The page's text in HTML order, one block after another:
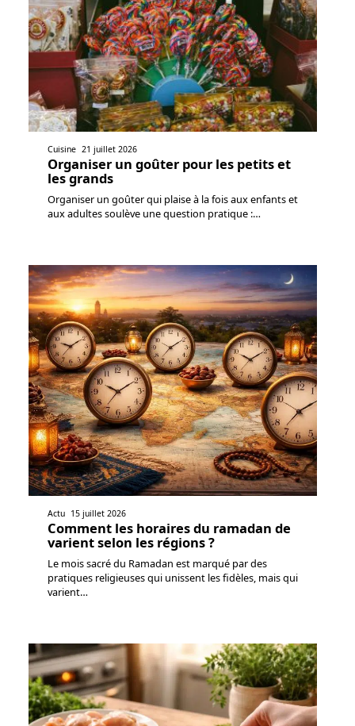
Cuisine 21 juillet 2026
Organiser un goûter pour les petits et
les grands
Organiser un goûter qui plaise à la fois aux enfants et
aux adultes soulève une question pratique :…
Actu 15 juillet 2026
Comment les horaires du ramadan de
varient selon les régions ?
Le mois sacré du Ramadan est marqué par des
pratiques religieuses qui unissent les fidèles, mais qui
varient…